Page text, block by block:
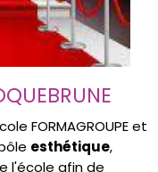
FORMAGROUPE et
esthétique,
l'école afin de